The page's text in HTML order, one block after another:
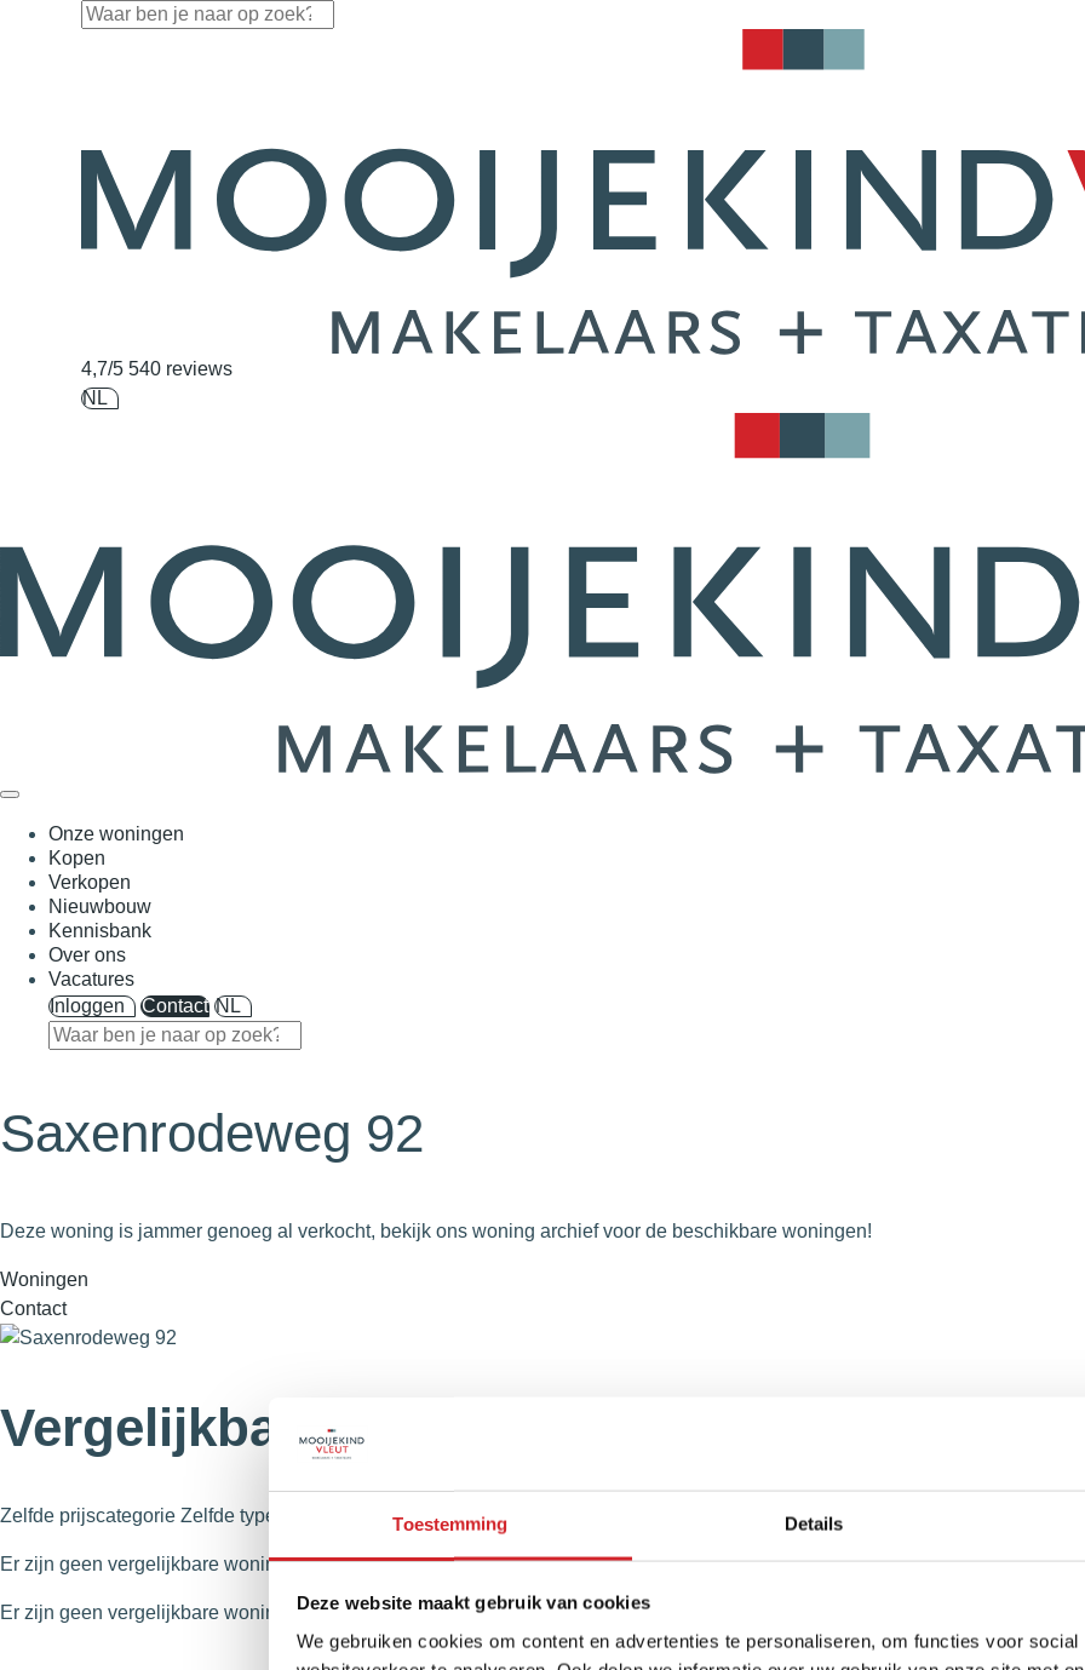
Toestemming Details
Deze website maakt gebruik van cookies
We gebruiken cookies om content en advertenties te personaliseren, om functies voor
Navigatie overslaan
4,7/5 540 reviews
NL
Onze woningen
Kopen
Verkopen
Nieuwbouw
Kennisbank
Over ons
Vacatures
Inloggen
Contact NL
Saxenrodeweg 92
Deze woning is jammer genoeg al verkocht, bekijk ons woning archief voor de beschikbare woningen!
Woningen
Contact
Vergelijkbaar in de buurt
Zelfde prijscategorie Zelfde type woning
Er zijn geen vergelijkbare woningen gevonden in deze prijsklasse en buurt
Er zijn geen vergelijkbare woningen gevonden van hetzelfde type en buurt